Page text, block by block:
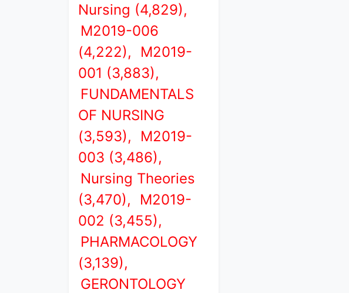
Nursing (4,829),
M2019-006
(4,222),
M2019-
001 (3,883),
FUNDAMENTALS
OF NURSING
(3,593),
M2019-
003 (3,486),
Nursing Theories
(3,470),
M2019-
002 (3,455),
PHARMACOLOGY
(3,139),
GERONTOLOGY